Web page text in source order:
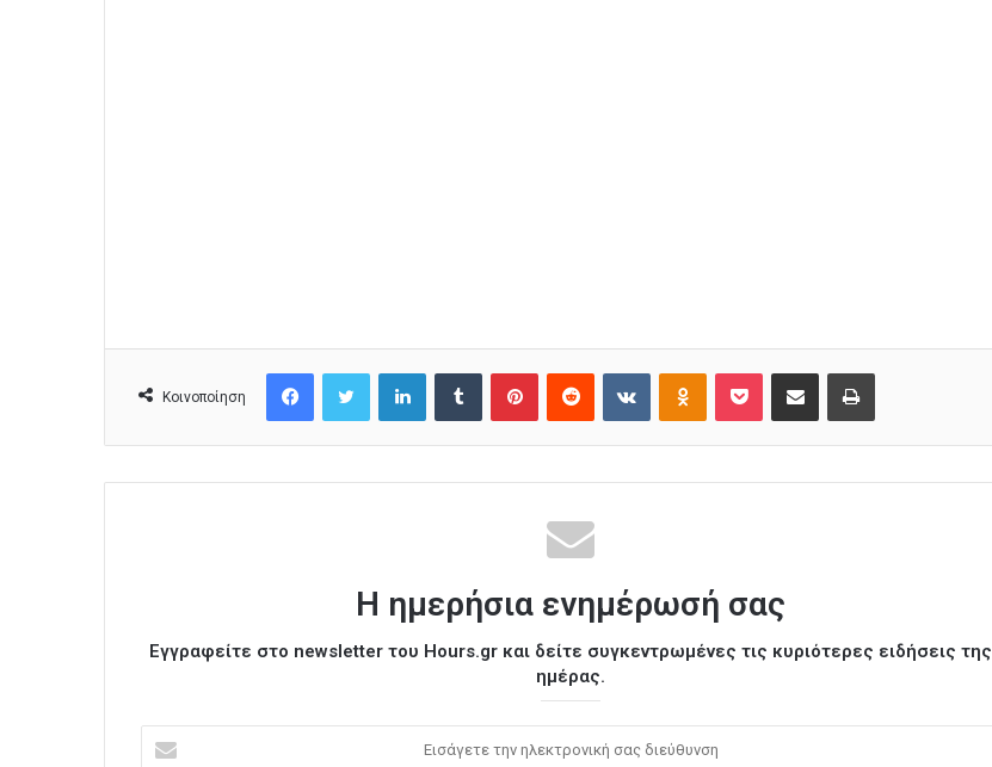
Κοινοποίηση
Η ημερήσια ενημέρωσή σας
Εγγραφείτε στο newsletter του Hours.gr και δείτε συγκεντρωμένες τις κυριότερες ειδήσεις της
ημέρας.